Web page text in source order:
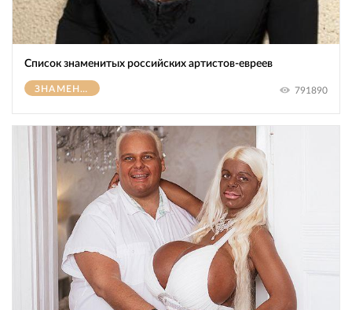
Список знаменитых российских артистов-евреев
ЗНАМЕНИТОСТИ 791890